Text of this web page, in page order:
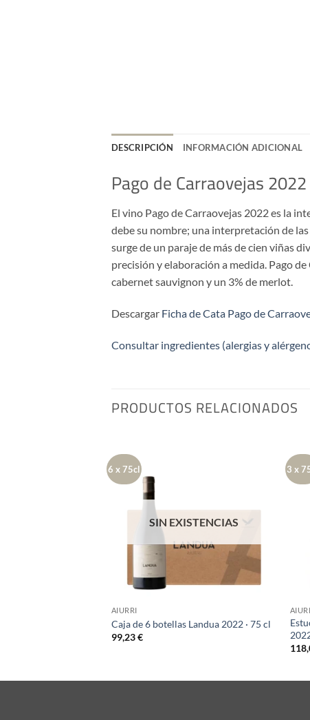
DESCRIPCIÓN INFORMACIÓN ADICIONAL
Pago de Carraovejas 2022
El vino Pago de Carraovejas 2022 es la
debe su nombre; una interpretación de
surge de un paraje de más de cien viñas
precisión y elaboración a medida. Pago
cabernet sauvignon y un 3% de merlot.
Descargar Ficha de Cata Pago de
Consultar ingredientes (alergias y
PRODUCTOS RELACIONADOS
6 x 75cl
SIN EXISTENCIAS
AIURRI
Caja de 6 botellas Landua 2022 · 75 cl
99,23€
3 x